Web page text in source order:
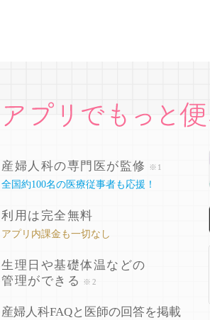
産婦人科の専門医が監修 ※1
全国約100名の医療従事者も応援！
利用は完全無料
アプリ内課金も一切なし
生理日や基礎体温などの
管理ができる
※2
産婦人科FAQと医師の回答を掲載